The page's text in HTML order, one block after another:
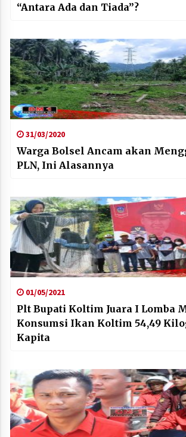
“Antara Ada dan Tiada”?
31/03/2020
Warga Bolsel Ancam akan
PLN, Ini Alasannya
01/05/2021
Plt Bupati Koltim Juara I Lomba
Konsumsi Ikan Koltim 54,49
Kapita